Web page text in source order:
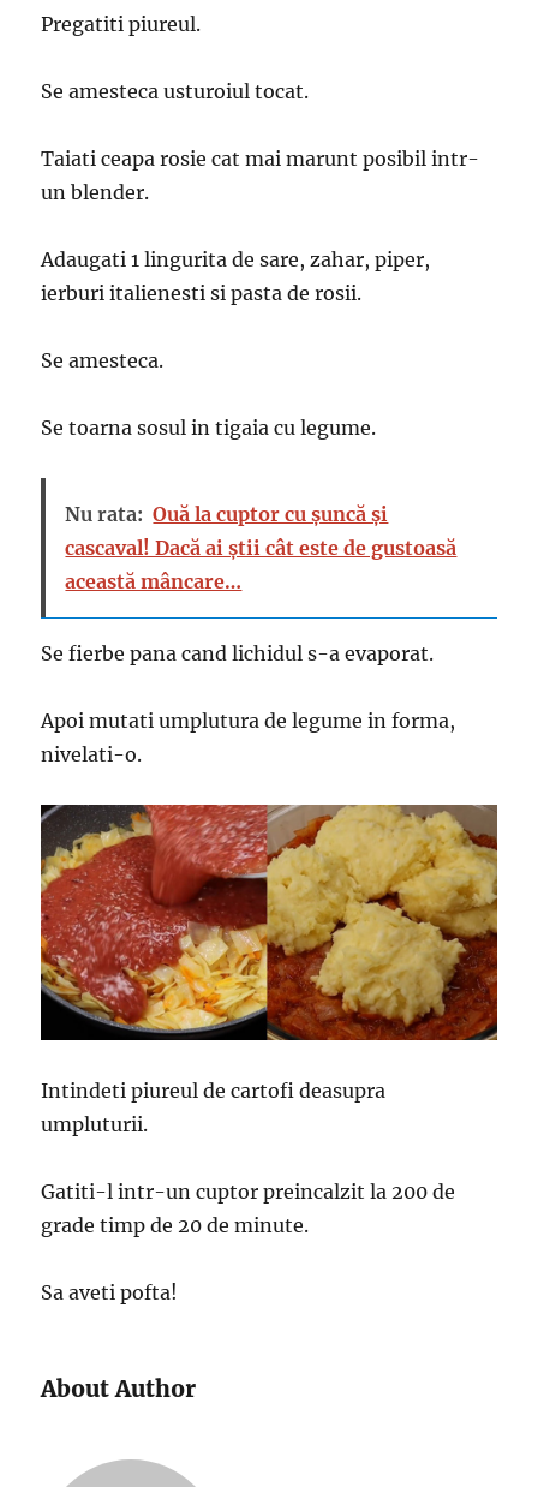
Pregatiti piureul.
Se amesteca usturoiul tocat.
Taiati ceapa rosie cat mai marunt posibil intr-
un blender.
Adaugati 1 lingurita de sare, zahar, piper,
ierburi italienesti si pasta de rosii.
Se amesteca.
Se toarna sosul in tigaia cu legume.
Nu rata: Ouă la cuptor cu șuncă și
cascaval! Dacă ai știi cât este de gustoasă
această mâncare…
Se fierbe pana cand lichidul s-a evaporat.
Apoi mutati umplutura de legume in forma,
nivelati-o.
Intindeti piureul de cartofi deasupra
umpluturii.
Gatiti-l intr-un cuptor preincalzit la 200 de
grade timp de 20 de minute.
Sa aveti pofta!
About Author